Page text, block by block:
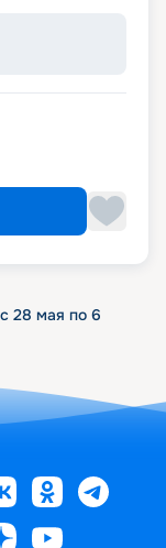
28 мая по 6